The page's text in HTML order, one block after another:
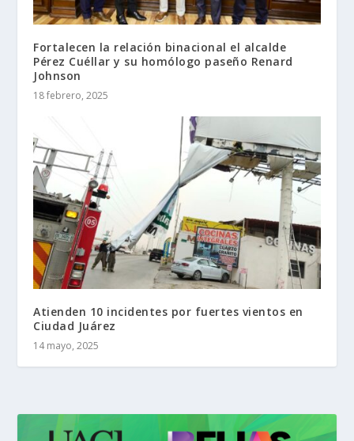
Fortalecen la relación binacional el alcalde
Pérez Cuéllar y su homólogo paseño Renard
Johnson
18 febrero, 2025
Atienden 10 incidentes por fuertes vientos en
Ciudad Juárez
14 mayo, 2025